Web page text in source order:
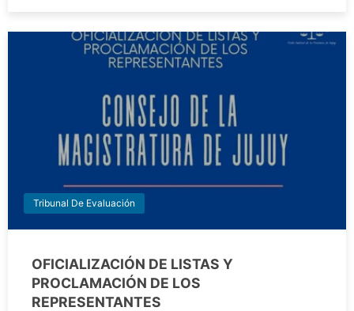
Tribunal De Evaluación
OFICIALIZACIÓN DE LISTAS Y
PROCLAMACIÓN DE LOS
REPRESENTANTES